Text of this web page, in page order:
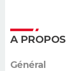
A PROPOS
Général